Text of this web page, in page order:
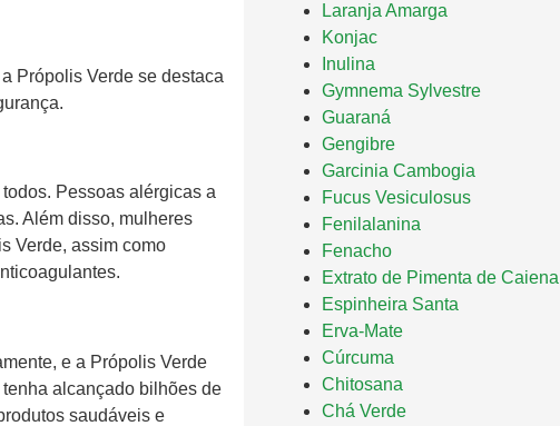
Própolis Verde se destaca
Pessoas alérgicas a
Além disso, mulheres
Verde, assim como
e a Própolis Verde
alcançado bilhões de
saudáveis e
Laranja Amarga
Konjac
Inulina
Gymnema Sylvestre
Guaraná
Gengibre
Garcinia Cambogia
Fucus Vesiculosus
Fenilalanina
Fenacho
Extrato de Pimenta de Caiena
Espinheira Santa
Erva-Mate
Cúrcuma
Chitosana
Chá Verde